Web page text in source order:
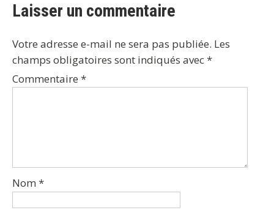
Laisser un commentaire
Votre adresse e-mail ne sera pas publiée. Les
champs obligatoires sont indiqués avec*
Commentaire *
Nom *